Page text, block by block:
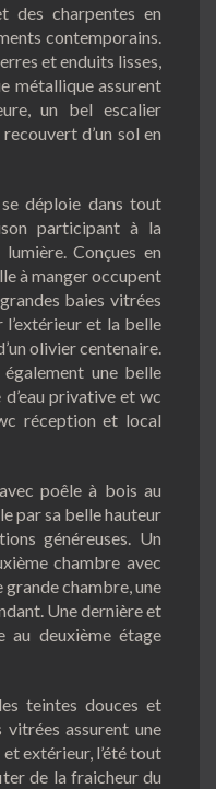
des charpentes en
contemporains.
et enduits lisses,
métallique assurent
un bel escalier
d’un sol en
déploie dans tout
participant à la
Conçues en
à manger occupent
baies vitrées
et la belle
olivier centenaire.
une belle
privative et wc
réception et local
poêle à bois au
par sa belle hauteur
généreuses. Un
chambre avec
grande chambre, une
Une dernière et
au deuxième étage
teintes douces et
vitrées assurent une
extérieur, l’été tout
de la fraicheur du